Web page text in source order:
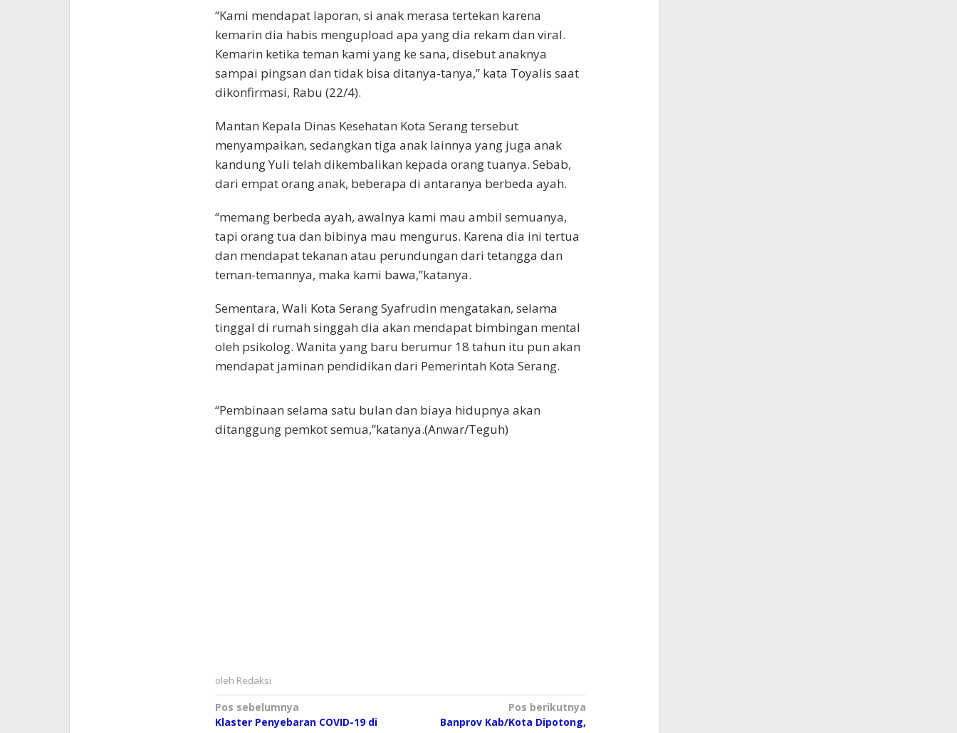
“Kami mendapat laporan, si anak merasa tertekan karena
kemarin dia habis mengupload apa yang dia rekam dan viral.
Kemarin ketika teman kami yang ke sana, disebut anaknya
sampai pingsan dan tidak bisa ditanya-tanya,” kata Toyalis saat
dikonfirmasi, Rabu (22/4).
Mantan Kepala Dinas Kesehatan Kota Serang tersebut
menyampaikan, sedangkan tiga anak lainnya yang juga anak
kandung Yuli telah dikembalikan kepada orang tuanya. Sebab,
dari empat orang anak, beberapa di antaranya berbeda ayah.
“memang berbeda ayah, awalnya kami mau ambil semuanya,
tapi orang tua dan bibinya mau mengurus. Karena dia ini tertua
dan mendapat tekanan atau perundungan dari tetangga dan
teman-temannya, maka kami bawa,”katanya.
Sementara, Wali Kota Serang Syafrudin mengatakan, selama
tinggal di rumah singgah dia akan mendapat bimbingan mental
oleh psikolog. Wanita yang baru berumur 18 tahun itu pun akan
mendapat jaminan pendidikan dari Pemerintah Kota Serang.
“Pembinaan selama satu bulan dan biaya hidupnya akan
ditanggung pemkot semua,”katanya.(Anwar/Teguh)
oleh Redaksi
Navigasi
Pos sebelumnya
Klaster Penyebaran COVID-19 di
Pos berikutnya
Banprov Kab/Kota Dipotong,